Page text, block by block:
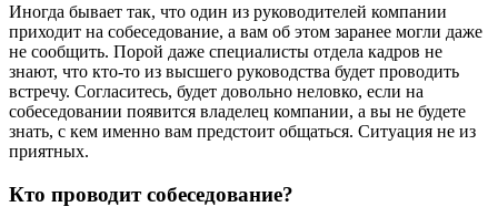
Иногда бывает так, что один из руководителей компании
приходит на собеседование, а вам об этом заранее могли даже
не сообщить. Порой даже специалисты отдела кадров не
знают, что кто-то из высшего руководства будет проводить
встречу. Согласитесь, будет довольно неловко, если на
собеседовании появится владелец компании, а вы не будете
знать, с кем именно вам предстоит общаться. Ситуация не из
приятных.
Кто проводит собеседование?